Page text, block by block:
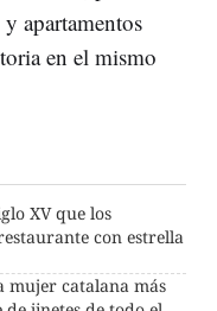
apartamentos
en el mismo
XV que los
con estrella
mujer catalana más